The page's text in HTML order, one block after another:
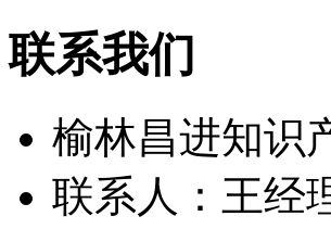
联系我们
榆林昌进知识
联系人：王经